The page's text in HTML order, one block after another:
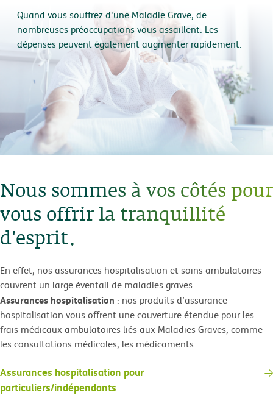
Quand vous souffrez d'une Maladie Grave, de
nombreuses préoccupations vous assaillent. Les
dépenses peuvent également augmenter rapidement.
Nous sommes à vos côtés pour
vous offrir la tranquillité
d'esprit.
En effet, nos assurances hospitalisation et soins ambulatoires
couvrent un large éventail de maladies graves.
Assurances hospitalisation : nos produits d’assurance
hospitalisation vous offrent une couverture étendue pour les
frais médicaux ambulatoires liés aux Maladies Graves, comme
les consultations médicales, les médicaments.
Assurances hospitalisation pour
particuliers/indépendants